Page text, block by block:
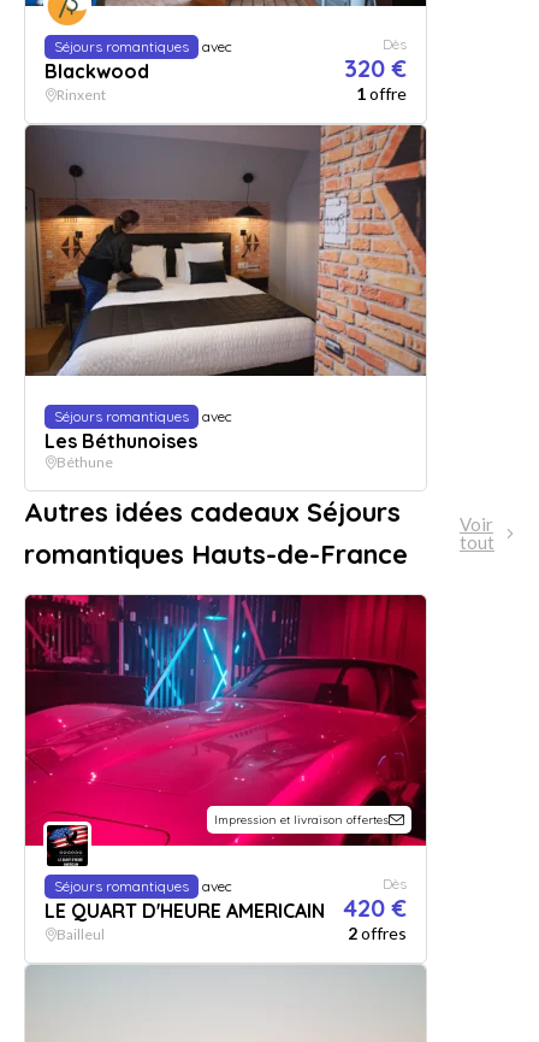
Séjours romantiques avec
Blackwood
Dès
320 €
Rinxent 1offre
Séjours romantiques avec
Les Béthunoises
Béthune
Autres idées cadeaux Séjours
romantiques Hauts-de-France
Voir
tout
Impression et livraison offertes
Séjours romantiques avec
LE QUART D'HEURE AMERICAIN
Dès
420 €
Bailleul 2offres